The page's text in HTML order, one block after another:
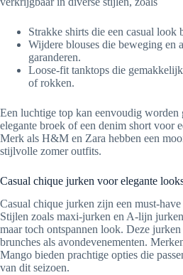
Strakke shirts die een casual look
Wijdere blouses die beweging en
garanderen.
Loose-fit tanktops die
of rokken.
Een luchtige top kan eenvoudig worden
elegante broek of een denim short voor
Merk als H&M en Zara hebben een
stijlvolle zomer outfits.
Casual chique jurken voor elegante
Casual chique jurken zijn een must-
Stijlen zoals maxi-jurken en A-lijn
maar toch ontspannen look. Deze
brunches als avondevenementen.
Mango bieden prachtige opties die
van dit seizoen.